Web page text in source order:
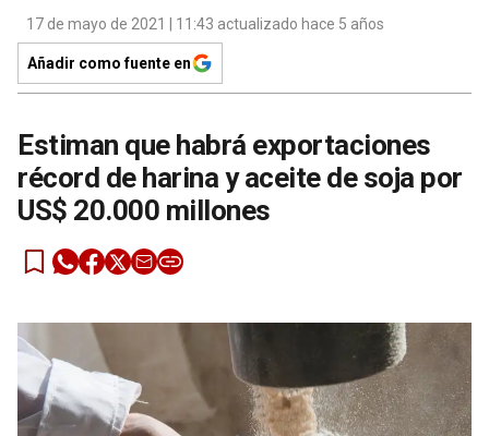
17 de mayo de 2021 | 11:43 actualizado hace 5 años
Añadir como fuente en
Estiman que habrá exportaciones
récord de harina y aceite de soja por
US$ 20.000 millones